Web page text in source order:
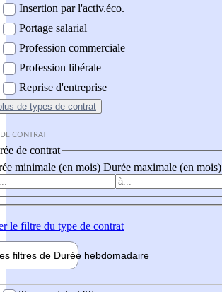
Insertion par l'activ.éco.
Portage salarial
Profession commerciale
Profession libérale
Reprise d'entreprise
de types de contrat
CONTRAT
de contrat
minimale (en mois) Durée maximale (en mois)
le filtre du type de contrat
filtres de Durée hebdomadaire